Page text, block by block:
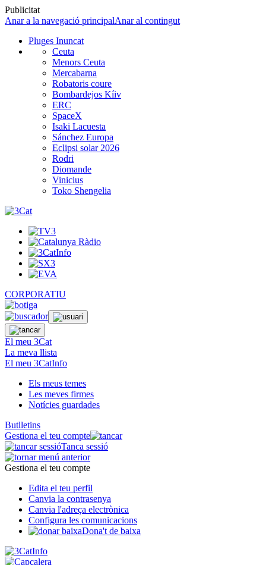
Publicitat
Anar a la navegació principalAnar al contingut
Pluges Inuncat
Ceuta
Menors Ceuta
Mercabarna
Robatoris coure
Bombardejos Kíiv
ERC
SpaceX
Isaki Lacuesta
Sánchez Europa
Eclipsi solar 2026
Rodri
Diomande
Vinicius
Toko Shengelia
CORPORATIU
El meu 3Cat
La meva llista
El meu 3CatInfo
Els meus temes
Les meves firmes
Notícies guardades
Butlletins
Gestiona el teu compte
Tanca sessió
Gestiona el teu compte
Edita el teu perfil
Canvia la contrasenya
Canvia l'adreça electrònica
Configura les comunicacions
Dona't de baixa